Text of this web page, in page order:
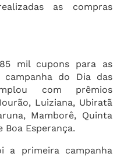
as compras
mil cupons para as
campanha do Dia das
com prêmios
Luiziana, Ubiratã
Mamborê, Quinta
Boa Esperança.
primeira campanha